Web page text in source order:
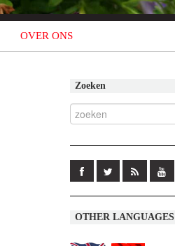
OVER ONS
Zoeken
OTHER LANGUAGES